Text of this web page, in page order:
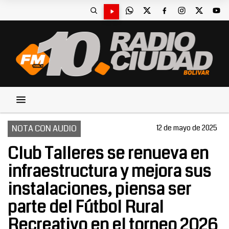
NOTA CON AUDIO 12 de mayo de 2025
Club Talleres se renueva en
infraestructura y mejora sus
instalaciones, piensa ser
parte del Fútbol Rural